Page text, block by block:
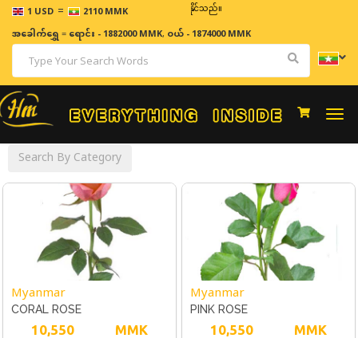
1 USD = 2110 MMK
ဈေးနှုန်းများသည် အချိန်နှင့် အမျှပြောင်းလဲနိုင်သည်။
အခေါက်ရွှေ=ရောင်း - 1882000 MMK, ဝယ် - 1874000 MMK
Search By Category
Myanmar
CORAL ROSE
10,550 MMK
Myanmar
PINK ROSE
10,550 MMK